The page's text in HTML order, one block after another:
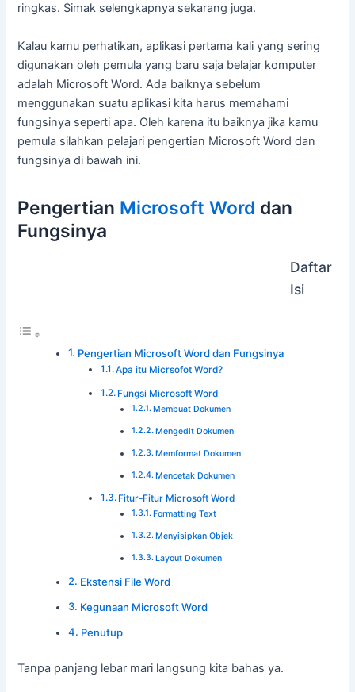
ringkas. Simak selengkapnya sekarang juga.
Kalau kamu perhatikan, aplikasi pertama kali yang sering
digunakan oleh pemula yang baru saja belajar komputer
adalah Microsoft Word. Ada baiknya sebelum
menggunakan suatu aplikasi kita harus memahami
fungsinya seperti apa. Oleh karena itu baiknya jika kamu
pemula silahkan pelajari pengertian Microsoft Word dan
fungsinya di bawah ini.
Pengertian Microsoft Word dan
Fungsinya
Daftar
Isi
Pengertian Microsoft Word dan Fungsinya
Apa itu Micrsofot Word?
Fungsi Microsoft Word
Membuat Dokumen
Mengedit Dokumen
Memformat Dokumen
Mencetak Dokumen
Fitur-Fitur Microsoft Word
Formatting Text
Menyisipkan Objek
Layout Dokumen
Ekstensi File Word
Kegunaan Microsoft Word
Penutup
Tanpa panjang lebar mari langsung kita bahas ya.